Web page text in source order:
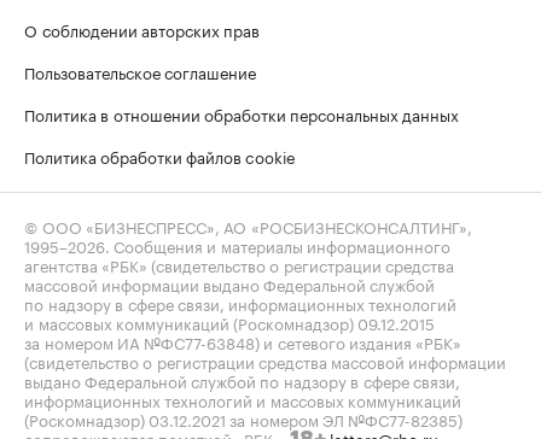
О соблюдении авторских прав
Пользовательское соглашение
Политика в отношении обработки персональных данных
Политика обработки файлов cookie
© ООО «БИЗНЕСПРЕСС», АО «РОСБИЗНЕСКОНСАЛТИНГ»,
1995–2026 . Сообщения и материалы информационного
агентства «РБК» (свидетельство о регистрации средства
массовой информации выдано Федеральной службой
по надзору в сфере связи, информационных технологий
и массовых коммуникаций (Роскомнадзор) 09.12.2015
за номером ИА №ФС77-63848) и сетевого издания «РБК»
(свидетельство о регистрации средства массовой информации
выдано Федеральной службой по надзору в сфере связи,
информационных технологий и массовых коммуникаций
(Роскомнадзор) 03.12.2021 за номером ЭЛ №ФС77-82385)